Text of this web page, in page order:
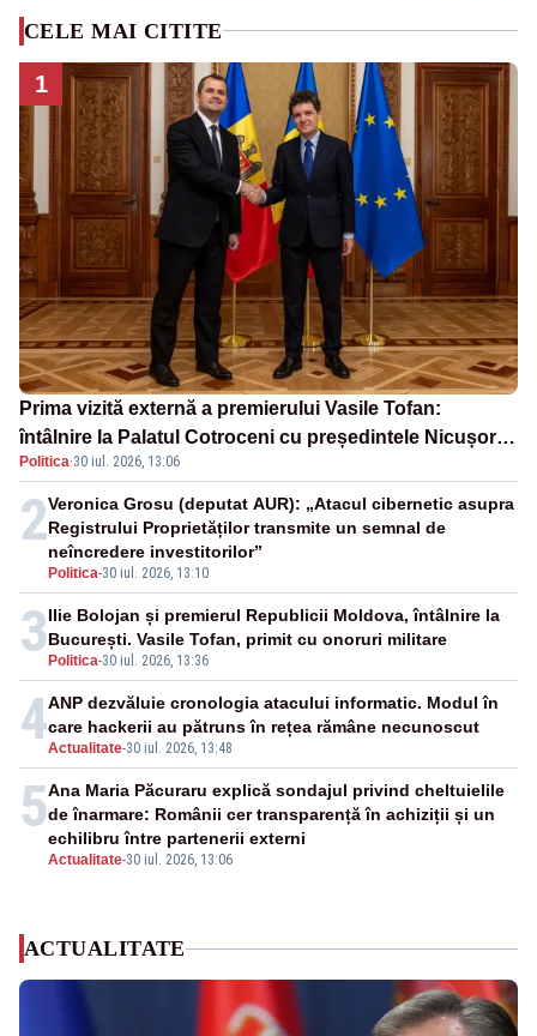
CELE MAI CITITE
1
Prima vizită externă a premierului Vasile Tofan:
întâlnire la Palatul Cotroceni cu președintele Nicușor
Dan
Politica·30 iul. 2026, 13:06
2
Politica-30 iul. 2026, 13:10
Veronica Grosu (deputat AUR): „Atacul cibernetic asupra
Registrului Proprietăților transmite un semnal de
neîncredere investitorilor”
3 Politica-30 iul. 2026, 13:36
Ilie Bolojan și premierul Republicii Moldova, întâlnire la
București. Vasile Tofan, primit cu onoruri militare
4Actualitate-30 iul. 2026, 13:48
ANP dezvăluie cronologia atacului informatic. Modul în
care hackerii au pătruns în rețea rămâne necunoscut
5
Actualitate-30 iul. 2026, 13:06
Ana Maria Păcuraru explică sondajul privind cheltuielile
de înarmare: Românii cer transparență în achiziții și un
echilibru între partenerii externi
ACTUALITATE